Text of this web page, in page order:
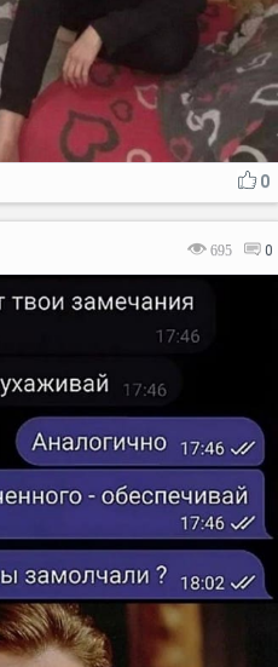
0
695 0